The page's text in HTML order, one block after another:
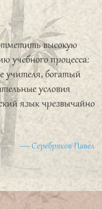
Строшков Валерий
высокую
учебного процесса:
учителя, богатый
условия
язык чрезвычайно
Серебряков Павел
нам очень сильного
преподавателя,